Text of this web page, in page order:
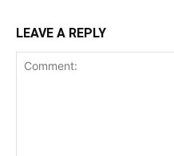
LEAVE A REPLY